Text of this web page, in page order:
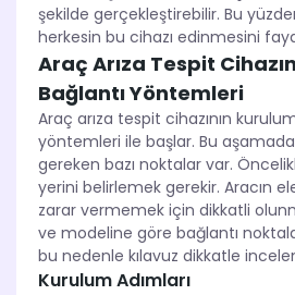
şekilde gerçekleştirebilir. Bu
herkesin bu cihazı edinmesini
Araç Arıza Tespit
Bağlantı Yöntemleri
Araç arıza tespit cihazının
yöntemleri ile başlar. Bu
gereken bazı noktalar var.
yerini belirlemek gerekir. Aracın
zarar vermemek için dikkatli
ve modeline göre bağlantı
bu nedenle kılavuz dikkatle
Kurulum Adımları